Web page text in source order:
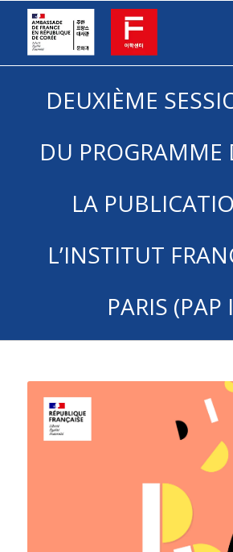
DEUXIÈME
DU PROGRAMME
LA
L’INSTITUT
PARIS (PAP